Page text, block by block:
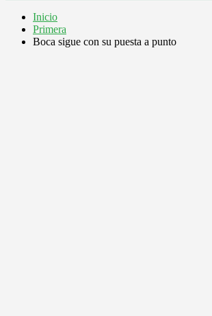
Inicio
Primera
Boca sigue con su puesta a punto